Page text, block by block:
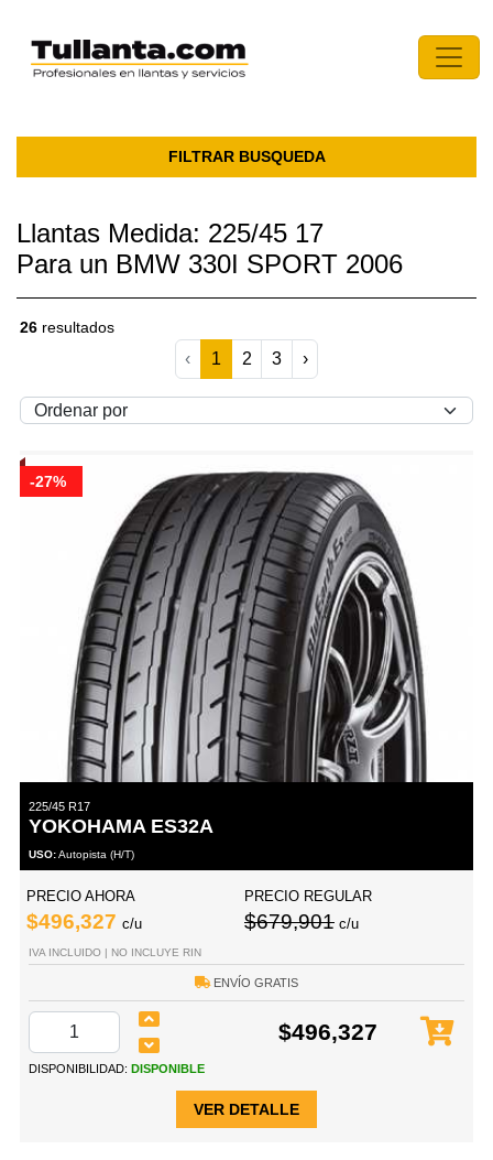
FILTRAR BUSQUEDA
Llantas Medida: 225/45 17
Para un BMW 330I SPORT 2006
26 resultados
‹ 1 2 3 ›
-27%
225/45 R17
YOKOHAMA ES32A
USO:Autopista (H/T)
PRECIO AHORA
$496,327 c/u
PRECIO REGULAR
$679,901 c/u
IVA INCLUIDO | NO INCLUYE RIN
ENVÍO GRATIS
$496,327
DISPONIBILIDAD: DISPONIBLE
VER DETALLE